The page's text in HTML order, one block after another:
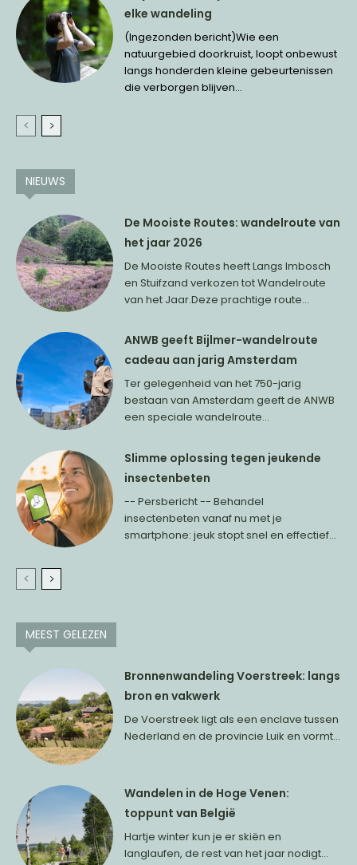
elke wandeling
(Ingezonden bericht)Wie een
natuurgebied doorkruist, loopt onbewust
langs honderden kleine gebeurtenissen
die verborgen blijven...
NIEUWS
De Mooiste Routes: wandelroute van
het jaar 2026
De Mooiste Routes heeft Langs Imbosch
en Stuifzand verkozen tot Wandelroute
van het Jaar.Deze prachtige route...
ANWB geeft Bijlmer-wandelroute
cadeau aan jarig Amsterdam
Ter gelegenheid van het 750-jarig
bestaan van Amsterdam geeft de ANWB
een speciale wandelroute...
Slimme oplossing tegen jeukende
insectenbeten
-- Persbericht -- Behandel
insectenbeten vanaf nu met je
smartphone: jeuk stopt snel en effectief...
MEEST GELEZEN
Bronnenwandeling Voerstreek: langs
bron en vakwerk
De Voerstreek ligt als een enclave tussen
Nederland en de provincie Luik en vormt...
Wandelen in de Hoge Venen:
toppunt van België
Hartje winter kun je er skiën en
langlaufen, de rest van het jaar nodigt...